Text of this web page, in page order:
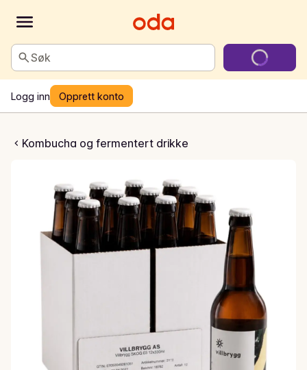
Søk
Logg inn Opprett konto
Kombucha og fermentert drikke
Skog 03